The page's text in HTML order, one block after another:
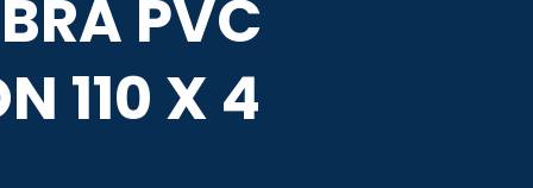
PVC
110 X 4